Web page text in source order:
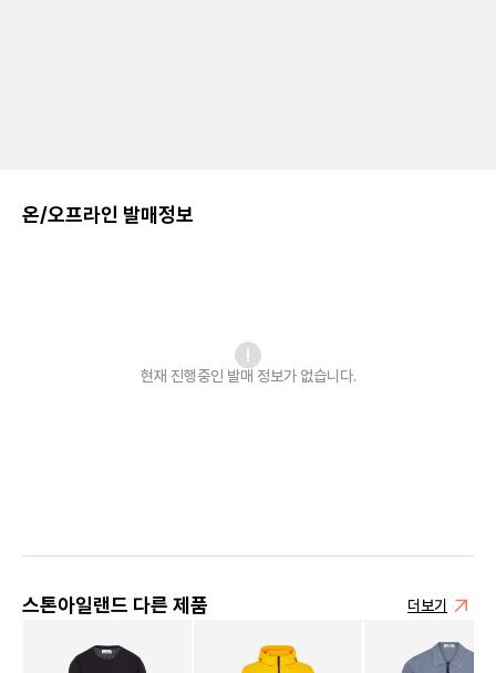
온/오프라인 발매정보
현재 진행중인 발매 정보가 없습니다.
스톤아일랜드 다른 제품 더보기